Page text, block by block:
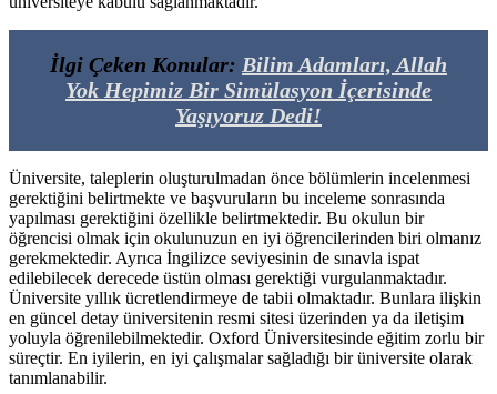
üniversiteye kabulü sağlanmaktadır.
İlgi Çeken Konular: Bilim Adamları, Allah
Yok Hepimiz Bir Simülasyon İçerisinde
Yaşıyoruz Dedi!
Üniversite, taleplerin oluşturulmadan önce bölümlerin incelenmesi
gerektiğini belirtmekte ve başvuruların bu inceleme sonrasında
yapılması gerektiğini özellikle belirtmektedir. Bu okulun bir
öğrencisi olmak için okulunuzun en iyi öğrencilerinden biri olmanız
gerekmektedir. Ayrıca İngilizce seviyesinin de sınavla ispat
edilebilecek derecede üstün olması gerektiği vurgulanmaktadır.
Üniversite yıllık ücretlendirmeye de tabii olmaktadır. Bunlara ilişkin
en güncel detay üniversitenin resmi sitesi üzerinden ya da iletişim
yoluyla öğrenilebilmektedir. Oxford Üniversitesinde eğitim zorlu bir
süreçtir. En iyilerin, en iyi çalışmalar sağladığı bir üniversite olarak
tanımlanabilir.